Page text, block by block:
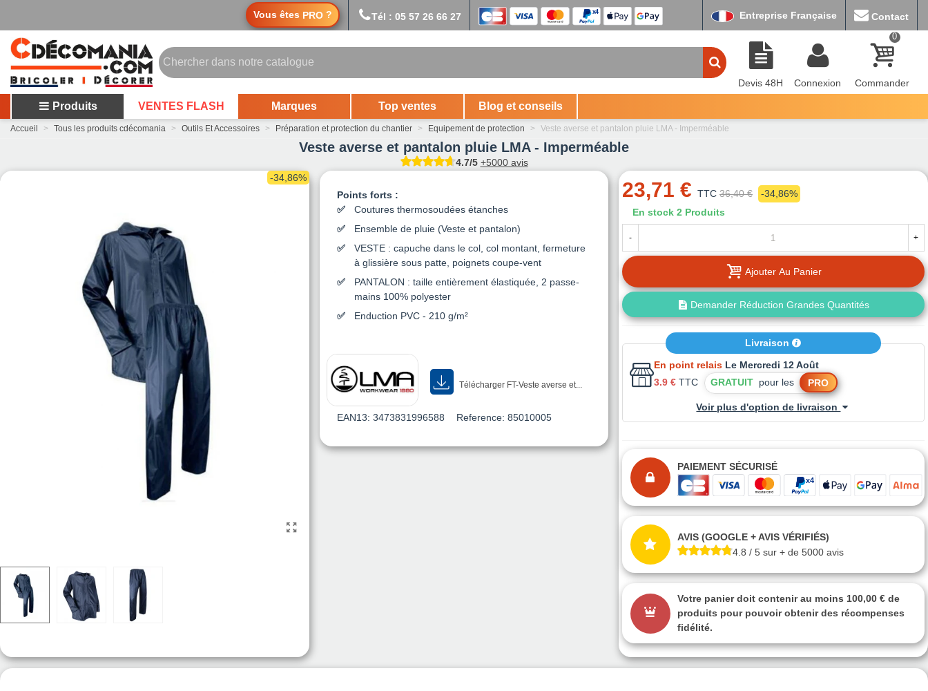
Vous êtes PRO ? Tél : 05 57 26 66 27 Entreprise Française Contact
Devis 48H Connexion
0
Commander
Produits VENTES FLASH Marques Top ventes Blog et conseils
Accueil > Tous les produits cdécomania > Outils Et Accessoires > Préparation et protection du chantier > Equipement de protection > Veste averse et pantalon pluie LMA - Imperméable
Veste averse et pantalon pluie LMA - Imperméable
4.7/5 +5000 avis
-34,86%
Points forts :
Coutures thermosoudées étanches
Ensemble de pluie (Veste et pantalon)
VESTE : capuche dans le col, col montant, fermeture
à glissière sous patte, poignets coupe-vent
PANTALON : taille entièrement élastiquée, 2 passe-
mains 100% polyester
Enduction PVC - 210 g/m²
Télécharger FT-Veste averse et...
EAN13: 3473831996588 Reference: 85010005
23,71 € TTC 36,40 €
-34,86%
En stock 2 Produits
- +
Ajouter Au Panier
Demander Réduction Grandes Quantités
Livraison
En point relais Le Mercredi 12 Août
3.9 € TTC GRATUITpour les PRO
Voir plus d'option de livraison
PAIEMENT SÉCURISÉ
AVIS (GOOGLE + AVIS VÉRIFIÉS)
4.8 / 5 sur + de 5000 avis
Votre panier doit contenir au moins 100,00 € de
produits pour pouvoir obtenir des récompenses
fidélité.